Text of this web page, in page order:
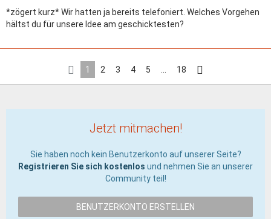
*zögert kurz* Wir hatten ja bereits telefoniert. Welches Vorgehen
hältst du für unsere Idee am geschicktesten?
1 2 3 4 5 18
Jetzt mitmachen!
Sie haben noch kein Benutzerkonto auf unserer Seite?
Registrieren Sie sich kostenlos und nehmen Sie an unserer
Community teil!
BENUTZERKONTO ERSTELLEN